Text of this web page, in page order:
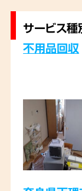
サービス種
不用品回収